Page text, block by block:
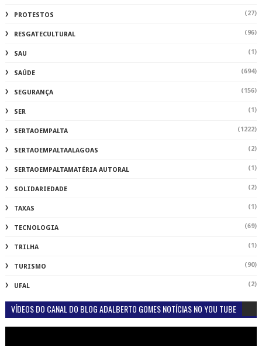
PROTESTOS (27)
RESGATECULTURAL (96)
SAU (1)
SAÚDE (694)
SEGURANÇA (156)
SER (1)
SERTAOEMPALTA (1222)
SERTAOEMPALTAALAGOAS (2)
SERTAOEMPALTAMATÉRIA AUTORAL (1)
SOLIDARIEDADE (2)
TAXAS (1)
TECNOLOGIA (69)
TRILHA (1)
TURISMO (90)
UFAL (2)
VÍDEOS DO CANAL DO BLOG ADALBERTO GOMES NOTÍCIAS NO YOU TUBE